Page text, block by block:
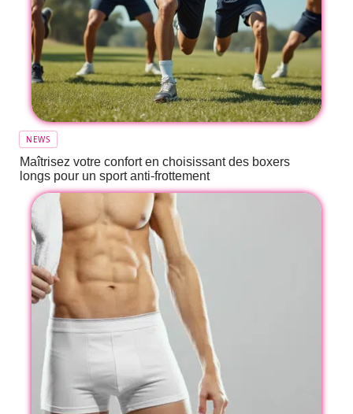
NEWS
Maîtrisez votre confort en choisissant des boxers
longs pour un sport anti-frottement